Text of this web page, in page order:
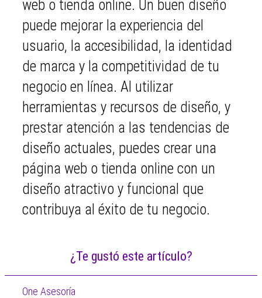
web o tienda online. Un buen diseño
puede mejorar la experiencia del
usuario, la accesibilidad, la identidad
de marca y la competitividad de tu
negocio en línea. Al utilizar
herramientas y recursos de diseño, y
prestar atención a las tendencias de
diseño actuales, puedes crear una
página web o tienda online con un
diseño atractivo y funcional que
contribuya al éxito de tu negocio.
¿Te gustó este artículo?
One Asesoría